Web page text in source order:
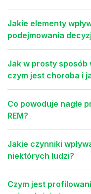
Jakie elementy
podejmowania
Jak w prosty sposób
czym jest choroba i
Co powoduje nagłe
REM?
Jakie czynniki
niektórych ludzi?
Czym jest